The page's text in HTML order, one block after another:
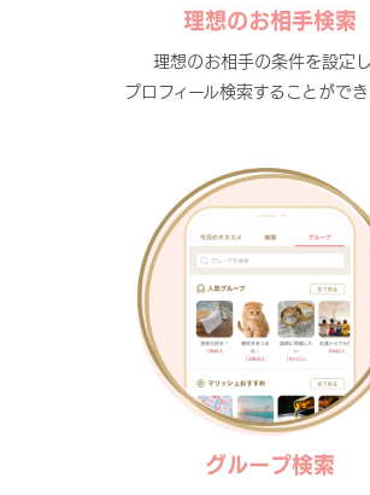
理想のお相手検索
理想のお相手の条件を設定
プロフィール検索することができ
グループ検索